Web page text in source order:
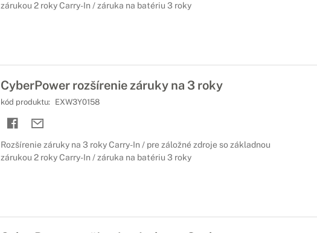
zárukou 2 roky Carry-In / záruka na batériu 3 roky
CyberPower rozšírenie záruky na 3 roky
kód produktu: EXW3Y0158
Rozšírenie záruky na 3 roky Carry-In / pre záložné zdroje so základnou
zárukou 2 roky Carry-In / záruka na batériu 3 roky